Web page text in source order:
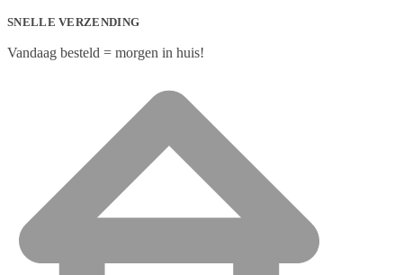
SNELLE VERZENDING
Vandaag besteld = morgen in huis!